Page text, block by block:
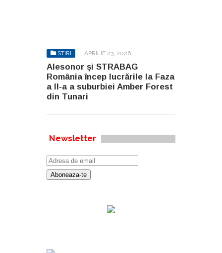
STIRI APRILIE 23, 2026
Alesonor și STRABAG
România încep lucrările la Faza
a II-a a suburbiei Amber Forest
din Tunari
Newsletter